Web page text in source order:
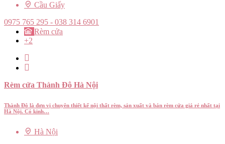
Cầu Giấy
0975 765 295 - 038 314 6901
Rèm cửa
+2
Rèm cửa Thành Đô Hà Nội
Thành Đô là đơn vị chuyên thiết kế nội thất rèm, sản xuất và bán rèm cửa giá rẻ nhất tại
Hà Nội. Có kinh…
Hà Nội